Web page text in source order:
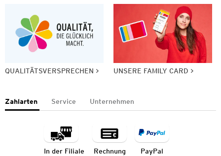
QUALITÄTSVERSPRECHEN UNSERE FAMILY CARD
Zahlarten Service Unternehmen
In der Filiale Rechnung PayPal